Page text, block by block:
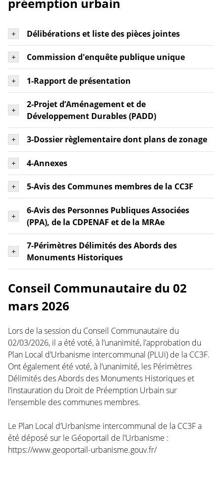
Délibérations et liste des pièces jointes
Commission d'enquête publique unique
1-Rapport de présentation
2-Projet d’Aménagement et de
Développement Durables (PADD)
3-Dossier règlementaire dont plans de zonage
4-Annexes
5-Avis des Communes membres de la CC3F
6-Avis des Personnes Publiques Associées
(PPA), de la CDPENAF et de la MRAe
7-Périmètres Délimités des Abords des
Monuments Historiques
Conseil Communautaire du 02
mars 2026
Lors de la session du Conseil Communautaire du
02/03/2026, il a été voté, à l’unanimité, l’approbation du
Plan Local d’Urbanisme intercommunal (PLUi) de la CC3F.
Ont également été voté, à l’unanimité, les Périmètres
Délimités des Abords des Monuments Historiques et
l’instauration du Droit de Préemption Urbain sur
l’ensemble des communes membres.
Le Plan Local d’Urbanisme intercommunal de la CC3F a
été déposé sur le Géoportail de l’Urbanisme :
https://www.geoportail-urbanisme.gouv.fr/